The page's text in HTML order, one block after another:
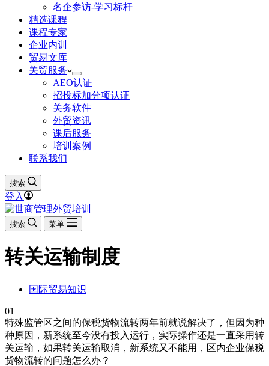
名企参访-学习标杆
精选课程
课程专家
企业内训
贸易文库
关贸服务
AEO认证
招投标加分项认证
关务软件
外贸资讯
课后服务
培训案例
联系我们
搜索
登入
搜索 菜单
转关运输制度
国际贸易知识
01
特殊监管区之间的保税货物流转两年前就说解决了，但因为种
种原因，新系统至今没有投入运行，实际操作还是一直采用转
关运输，如果转关运输取消，新系统又不能用，区内企业保税
货物流转的问题怎么办？